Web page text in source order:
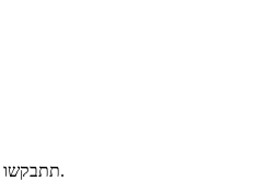
תתבקשו להתחבר כדי לשלוח את הבקשה.